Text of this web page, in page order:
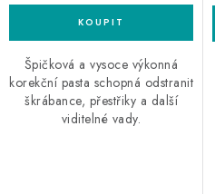
Špičková a vysoce výkonná
korekční pasta schopná odstranit
škrábance, přestřiky a další
viditelné vady.